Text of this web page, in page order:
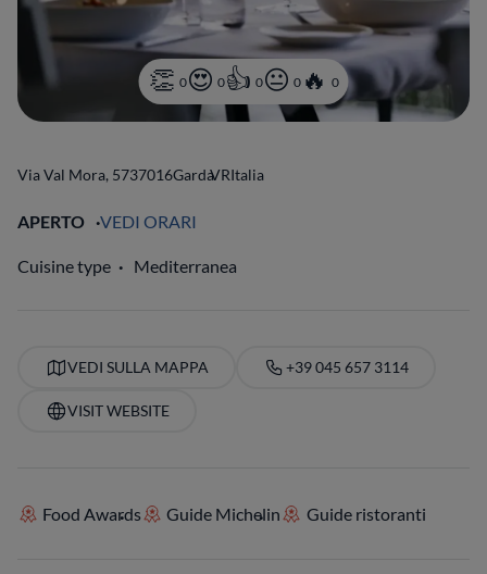
0 0 0 0 0
Via Val Mora, 5737016GardaVRItalia
APERTO VEDI ORARI
Cuisine type Mediterranea
VEDI SULLA MAPPA +39 045 657 3114
VISIT WEBSITE
Food Awards Guide Michelin Guide ristoranti